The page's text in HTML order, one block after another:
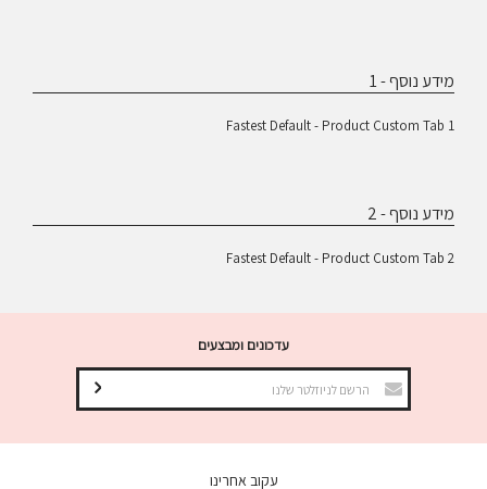
מידע נוסף - 1
Fastest Default - Product Custom Tab 1
מידע נוסף - 2
Fastest Default - Product Custom Tab 2
עדכונים ומבצעים
עקוב אחרינו